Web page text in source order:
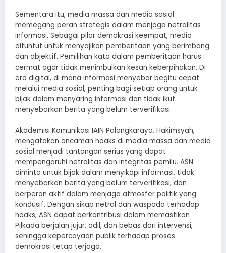
Sementara itu, media massa dan media sosial
memegang peran strategis dalam menjaga netralitas
informasi. Sebagai pilar demokrasi keempat, media
dituntut untuk menyajikan pemberitaan yang berimbang
dan objektif. Pemilihan kata dalam pemberitaan harus
cermat agar tidak menimbulkan kesan keberpihakan. Di
era digital, di mana informasi menyebar begitu cepat
melalui media sosial, penting bagi setiap orang untuk
bijak dalam menyaring informasi dan tidak ikut
menyebarkan berita yang belum terverifikasi.
Akademisi Komunikasi IAIN Palangkaraya, Hakimsyah,
mengatakan ancaman hoaks di media massa dan media
sosial menjadi tantangan serius yang dapat
mempengaruhi netralitas dan integritas pemilu. ASN
diminta untuk bijak dalam menyikapi informasi, tidak
menyebarkan berita yang belum terverifikasi, dan
berperan aktif dalam menjaga atmosfer politik yang
kondusif. Dengan sikap netral dan waspada terhadap
hoaks, ASN dapat berkontribusi dalam memastikan
Pilkada berjalan jujur, adil, dan bebas dari intervensi,
sehingga kepercayaan publik terhadap proses
demokrasi tetap terjaga.